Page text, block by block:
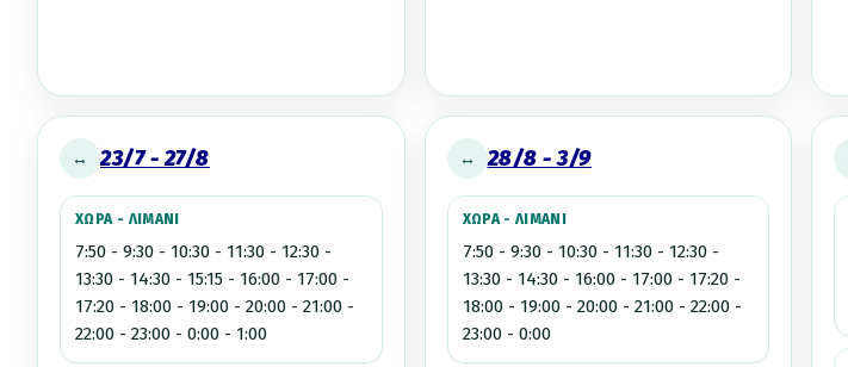
↔ 23/7 - 27/8
ΧΩΡΑ - ΛΙΜΑΝΙ
7:50 - 9:30 - 10:30 - 11:30 - 12:30 -
13:30 - 14:30 - 15:15 - 16:00 - 17:00 -
17:20 - 18:00 - 19:00 - 20:00 - 21:00 -
22:00 - 23:00 - 0:00 - 1:00
↔ 28/8 - 3/9
ΧΩΡΑ - ΛΙΜΑΝΙ
7:50 - 9:30 - 10:30 - 11:30 - 12:30 -
13:30 - 14:30 - 16:00 - 17:00 - 17:20 -
18:00 - 19:00 - 20:00 - 21:00 - 22:00 -
23:00 - 0:00